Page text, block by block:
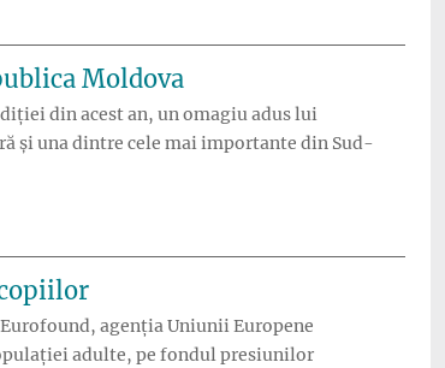
Moldova
din acest an, un omagiu adus lui
și una dintre cele mai importante din Sud-
agenția Uniunii Europene
adulte, pe fondul presiunilor